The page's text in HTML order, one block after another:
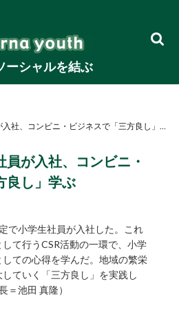
ーシャルを結ぶ
伊藤忠に小学生社員が入社、コンビニ・ビジネスで「三方良し」学ぶ
が入社、コンビニ・
良し」学ぶ
で小学生社員が入社した。これ
て行うCSR活動の一環で、小学
ての心得を学んだ。地域の繁栄
ていく「三方良し」を実践し
＝池田 真隆）